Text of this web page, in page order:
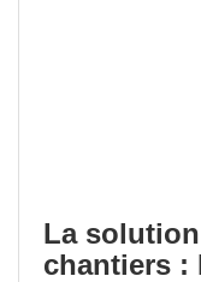
La
chantiers :